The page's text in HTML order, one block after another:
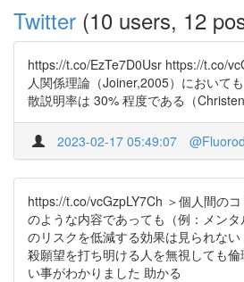
Twitter (10 users, 12
https://t.co/EzTe7D0Usr https://t.co/
人関係理論（Joiner,2005）において
散説明率は 30% 程度である（
2023-02-17 05:49:07
https://t.co/vcGzpLY7Ch ＞個人間の
のような内容であっても（例：メン
のリスクを低減する効果は見られな
殺願望を打ち明ける人を無視しても
い事がわかりました 助かる